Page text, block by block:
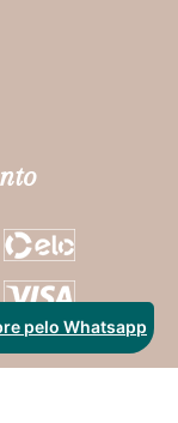
pelo Whatsapp